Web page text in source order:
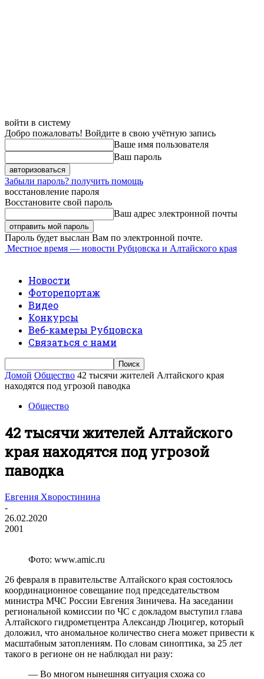
войти в систему
Добро пожаловать! Войдите в свою учётную запись
Ваше имя пользователя
Ваш пароль
Забыли пароль? получить помощь
восстановление пароля
Восстановите свой пароль
Ваш адрес электронной почты
Пароль будет выслан Вам по электронной почте.
Местное время — новости Рубцовска и Алтайского края
Новости
Фоторепортаж
Видео
Конкурсы
Веб-камеры Рубцовска
Связаться с нами
Домой Общество 42 тысячи жителей Алтайского края
находятся под угрозой паводка
Общество
42 тысячи жителей Алтайского
края находятся под угрозой
паводка
Евгения Хворостинина
-
26.02.2020
2001
Фото: www.amic.ru
26 февраля в правительстве Алтайского края состоялось
координационное совещание под председательством
министра МЧС России Евгения Зиничева. На заседании
региональной комиссии по ЧС с докладом выступил глава
Алтайского гидрометцентра Александр Люцигер, который
доложил, что аномальное количество снега может привести к
масштабным затоплениям. По словам синоптика, за 25 лет
такого в регионе он не наблюдал ни разу:
— Во многом нынешняя ситуация схожа со